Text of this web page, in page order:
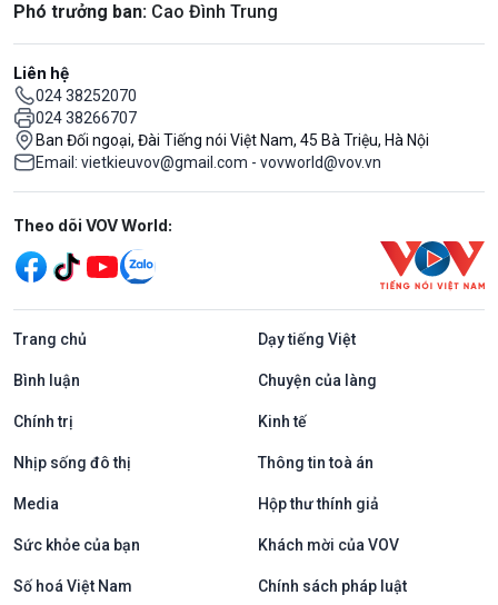
Phó trưởng ban: Cao Đình Trung
Liên hệ
024 38252070
024 38266707
Ban Đối ngoại, Đài Tiếng nói Việt Nam, 45 Bà Triệu, Hà Nội
Email: vietkieuvov@gmail.com - vovworld@vov.vn
Mạng xã hội
Theo dõi VOV World:
Trang chủ Dạy tiếng Việt
Bình luận Chuyện của làng
Chính trị Kinh tế
Nhịp sống đô thị Thông tin toà án
Media Hộp thư thính giả
Sức khỏe của bạn Khách mời của VOV
Số hoá Việt Nam Chính sách pháp luật